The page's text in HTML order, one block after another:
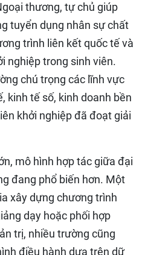
thương, tự chủ giúp
tuyển dụng nhân sự chất
trình liên kết quốc tế và
nghiệp trong sinh viên.
chú trọng các lĩnh vực
kinh tế số, kinh doanh bền
khởi nghiệp đã đoạt giải
mô hình hợp tác giữa đại
đang phổ biến hơn. Một
xây dựng chương trình
dạy hoặc phối hợp
trị, nhiều trường cũng
điều hành dựa trên dữ